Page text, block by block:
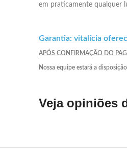
em praticamente qualquer
Garantia: vitalícia
APÓS CONFIRMAÇÃO DO
Nossa equipe estará a
Veja opiniões